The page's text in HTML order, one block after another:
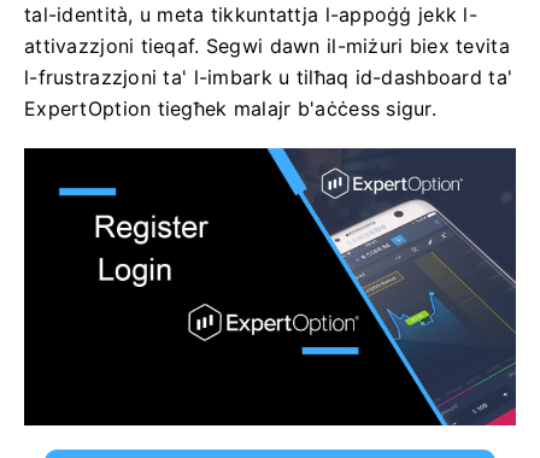
tal-identità, u meta tikkuntattja l-appoġġ jekk l-
attivazzjoni tieqaf. Segwi dawn il-miżuri biex tevita
l-frustrazzjoni ta' l-imbark u tilħaq id-dashboard ta'
ExpertOption tiegħek malajr b'aċċess sigur.